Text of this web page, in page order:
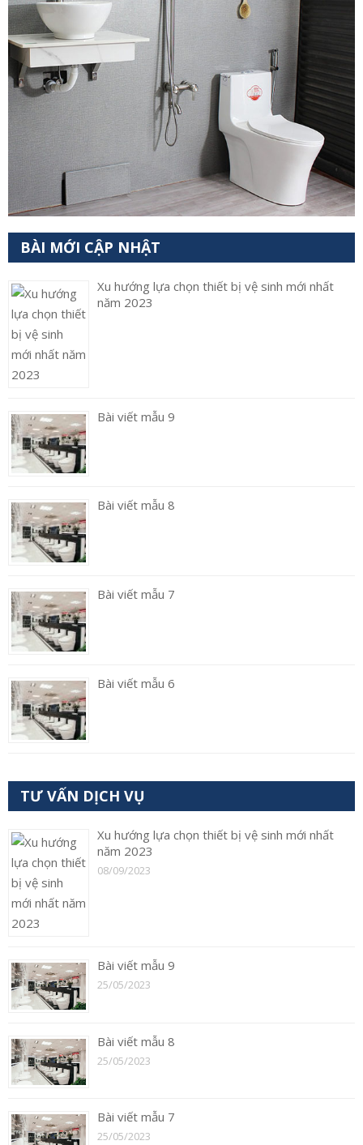
BÀI MỚI CẬP NHẬT
Xu hướng lựa chọn thiết bị vệ sinh mới nhất
năm 2023
Bài viết mẫu 9
Bài viết mẫu 8
Bài viết mẫu 7
Bài viết mẫu 6
TƯ VẤN DỊCH VỤ
Xu hướng lựa chọn thiết bị vệ sinh mới nhất
năm 2023
08/09/2023
Bài viết mẫu 9
25/05/2023
Bài viết mẫu 8
25/05/2023
Bài viết mẫu 7
25/05/2023